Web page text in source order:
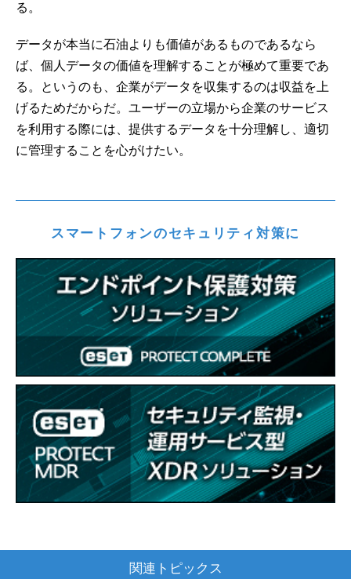
る。
データが本当に石油よりも価値があるものであるなら
ば、個人データの価値を理解することが極めて重要であ
る。というのも、企業がデータを収集するのは収益を上
げるためだからだ。ユーザーの立場から企業のサービス
を利用する際には、提供するデータを十分理解し、適切
に管理することを心がけたい。
スマートフォンのセキュリティ対策に
関連トピックス